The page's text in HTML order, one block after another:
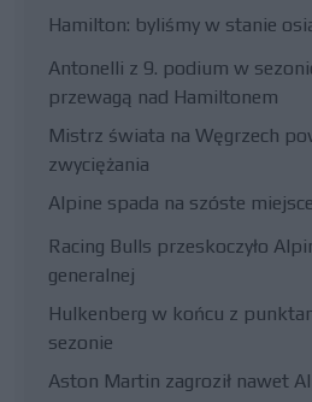
Hamilton: byliśmy w stanie
Antonelli z 9. podium w
przewagą nad Hamiltonem
Mistrz świata na Węgrzech
zwyciężania
Alpine spada na szóste
Racing Bulls przeskoczyło
generalnej
Hulkenberg w końcu z
sezonie
Aston Martin zagroził nawet